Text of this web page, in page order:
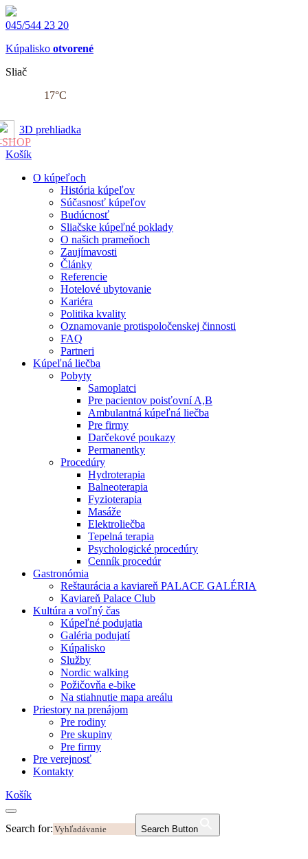
045/544 23 20
Kúpalisko otvorené
Sliač
17°C
3D prehliadka
SHOP
Košík
O kúpeľoch
História kúpeľov
Súčasnosť kúpeľov
Budúcnosť
Sliačske kúpeľné poklady
O našich prameňoch
Zaujímavosti
Články
Referencie
Hotelové ubytovanie
Kariéra
Politika kvality
Oznamovanie protispoločenskej činnosti
FAQ
Partneri
Kúpeľná liečba
Pobyty
Samoplatci
Pre pacientov poisťovní A,B
Ambulantná kúpeľná liečba
Pre firmy
Darčekové poukazy
Permanentky
Procedúry
Hydroterapia
Balneoterapia
Fyzioterapia
Masáže
Elektroliečba
Tepelná terapia
Psychologické procedúry
Cenník procedúr
Gastronómia
Reštaurácia a kaviareň PALACE GALÉRIA
Kaviareň Palace Club
Kultúra a voľný čas
Kúpeľné podujatia
Galéria podujatí
Kúpalisko
Služby
Nordic walking
Požičovňa e-bike
Na stiahnutie mapa areálu
Priestory na prenájom
Pre rodiny
Pre skupiny
Pre firmy
Pre verejnosť
Kontakty
Košík
Search for: Search Button